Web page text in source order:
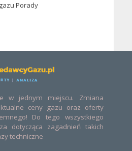
Porady
w jednym miejscu. Zmiana
ceny gazu oraz oferty
Do tego wszystkiego
dotycząca zagadnień takich
techniczne